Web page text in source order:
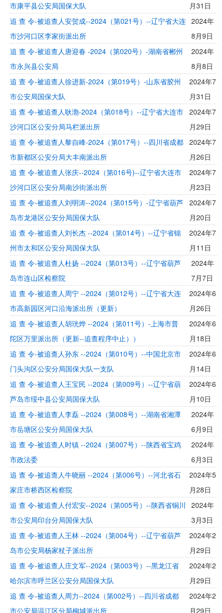
市康平县公安局国保大队
月31日
追 查 令-被追查人安贺成--2024（第021号）--辽宁省大连
市沙河口区李家街派出所
2024年
8月9日
追 查 令-被追查人唐迎春 -2024（第020号）-湖南省郴州
市永兴县公安局
2024年
8月8日
追 查 令-被追查人徐进新-2024（第019号）-山东省胶州
市公安局国保大队
2024年7
月31日
追 查 令-被追查人耿渤-2024（第018号）--辽宁省大连市
沙河口区公安分局马栏派出所
2024年7
月29日
追 查 令-被追查人黎自峰-2024（第017号）--四川省成都
市新都区公安分局大丰南派出所
2024年7
月26日
追 查 令-被追查人张庆--2024（第016号)--辽宁省大连市
沙河口区公安分局南沙街派出所
2024年7
月23日
追 查 令-被追查人刘明涛--2024（第015号）-辽宁省葫芦
岛市龙港区公安分局国保大队
2024年7
月20日
追 查 令-被追查人刘长杰 --2024（第014号）--辽宁省锦
州市太和区公安分局国保大队
2024年7
月11日
追 查 令-被追查人杜扬 --2024（第013号）--辽宁省葫芦
岛市连山区检察院
2024年
7月7日
追 查 令-被追查人周宁 --2024（第012号）--辽宁省大连
市高新园区河口沿海派出所（更新）
2024年6
月26日
追 查 令-被追查人胡珖烨 --2024（第011号）-上海市普
陀区万里派出所（更新--追查程序中止））
2024年6
月18日
追 查 令-被追查人孙东 --2024（第010号）--中国北京市
门头沟区公安分局国保大队一支队
2024年6
月14日
追 查 令-被追查人王宝民 --2024（第009号）--辽宁省葫
芦岛市绥中县公安局国保大队
2024年6
月10日
追 查 令-被追查人李磊 --2024（第008号）--湖南省湘潭
市岳塘区公安分局国保大队
2024年
6月9日
追 查 令-被追查人时镇 --2024（第007号）--陕西省宝鸡
市政法委
2024年
6月3日
追 查 令-被追查人牛晓丽 --2024（第006号）--河北省石
家庄市桥西区检察院
2024年5
月28日
追 查 令-被追查人付宏安--2024（第005号）--陕西省铜川
市公安局印台分局国保大队
2024年
3月3日
追 查 令-被追查人王林 --2024（第004号）--辽宁省葫芦
岛市公安局杨家杖子派出所
2024年2
月29日
追 查 令-被追查人庄文军--2024（第003号）--黑龙江省
哈尔滨市呼兰区公安分局国保大队
2024年2
月29日
追 查 令-被追查人周力--2024（第002号）--四川省成都
市公安局温江区分局柳城派出所
2024年2
月29日